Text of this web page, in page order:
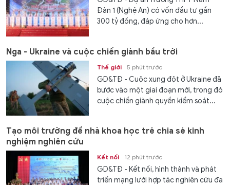
Đàn 1 (Nghệ An) có vốn đầu tư gần
300 tỷ đồng, đáp ứng cho hơn...
Nga - Ukraine và cuộc chiến giành bầu trời
Thế giới 5 phút trước
GD&TĐ - Cuộc xung đột ở Ukraine đã
bước vào một giai đoạn mới, trong đó
cuộc chiến giành quyền kiểm soát...
Tạo môi trường để nhà khoa học trẻ chia sẻ kinh
nghiệm nghiên cứu
Kết nối 12 phút trước
GD&TĐ - Kết nối, hình thành và phát
triển mạng lưới hợp tác nghiên cứu đa